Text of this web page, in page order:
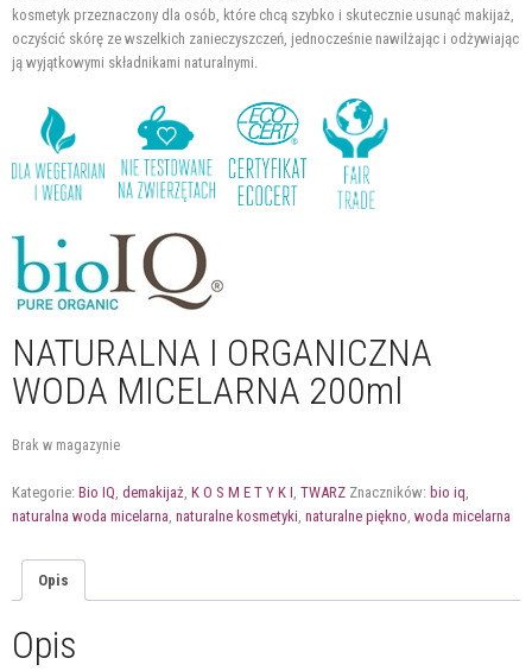
kosmetyk przeznaczony dla osób, które chcą szybko i skutecznie usunąć makijaż,
oczyścić skórę ze wszelkich zanieczyszczeń, jednocześnie nawilżając i odżywiając
ją wyjątkowymi składnikami naturalnymi.
NATURALNA I ORGANICZNA
WODA MICELARNA 200ml
Brak w magazynie
Kategorie: Bio IQ, demakijaż, K O S M E T Y K I, TWARZ Znaczników: bio iq,
naturalna woda micelarna, naturalne kosmetyki, naturalne piękno, woda micelarna
Opis
Opis